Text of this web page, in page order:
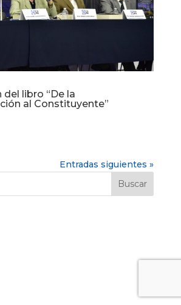
libro “De la
al Constituyente”
Entradas siguientes »